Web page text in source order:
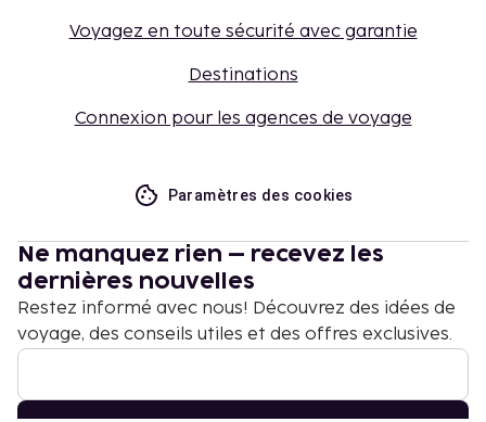
Voyagez en toute sécurité avec garantie
Destinations
Connexion pour les agences de voyage
Paramètres des cookies
Ne manquez rien – recevez les
dernières nouvelles
Restez informé avec nous! Découvrez des idées de
voyage, des conseils utiles et des offres exclusives.